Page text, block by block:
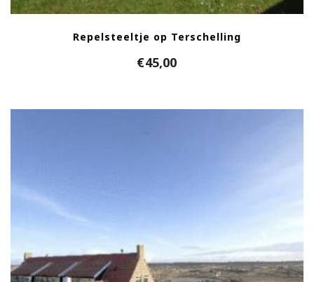
Repelsteeltje op Terschelling
€45,00